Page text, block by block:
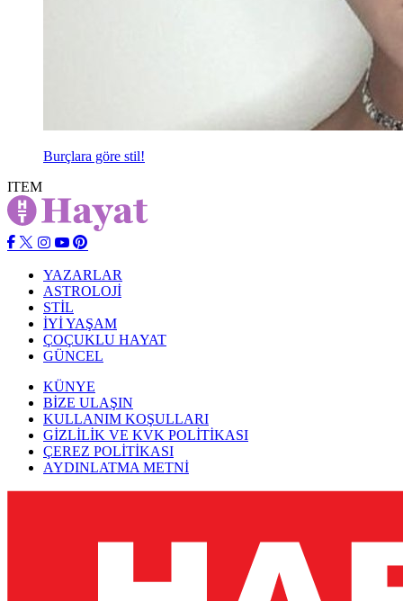
Burçlara göre stil!
ITEM
YAZARLAR
ASTROLOJİ
STİL
İYİ YAŞAM
ÇOÇUKLU HAYAT
GÜNCEL
KÜNYE
BİZE ULAŞIN
KULLANIM KOŞULLARI
GİZLİLİK VE KVK POLİTİKASI
ÇEREZ POLİTİKASI
AYDINLATMA METNİ